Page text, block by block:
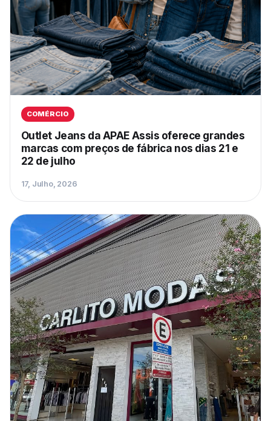
COMÉRCIO
Outlet Jeans da APAE Assis oferece grandes
marcas com preços de fábrica nos dias 21 e
22 de julho
17, Julho, 2026